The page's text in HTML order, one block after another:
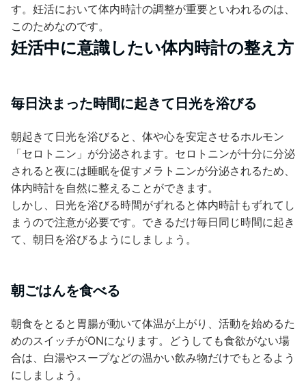
す。妊活において体内時計の調整が重要といわれるのは、
このためなのです。
妊活中に意識したい体内時計の整え方
毎日決まった時間に起きて日光を浴びる
朝起きて日光を浴びると、体や心を安定させるホルモン
「セロトニン」が分泌されます。セロトニンが十分に分泌
されると夜には睡眠を促すメラトニンが分泌されるため、
体内時計を自然に整えることができます。
しかし、日光を浴びる時間がずれると体内時計もずれてし
まうので注意が必要です。できるだけ毎日同じ時間に起き
て、朝日を浴びるようにしましょう。
朝ごはんを食べる
朝食をとると胃腸が動いて体温が上がり、活動を始めるた
めのスイッチがONになります。どうしても食欲がない場
合は、白湯やスープなどの温かい飲み物だけでもとるよう
にしましょう。